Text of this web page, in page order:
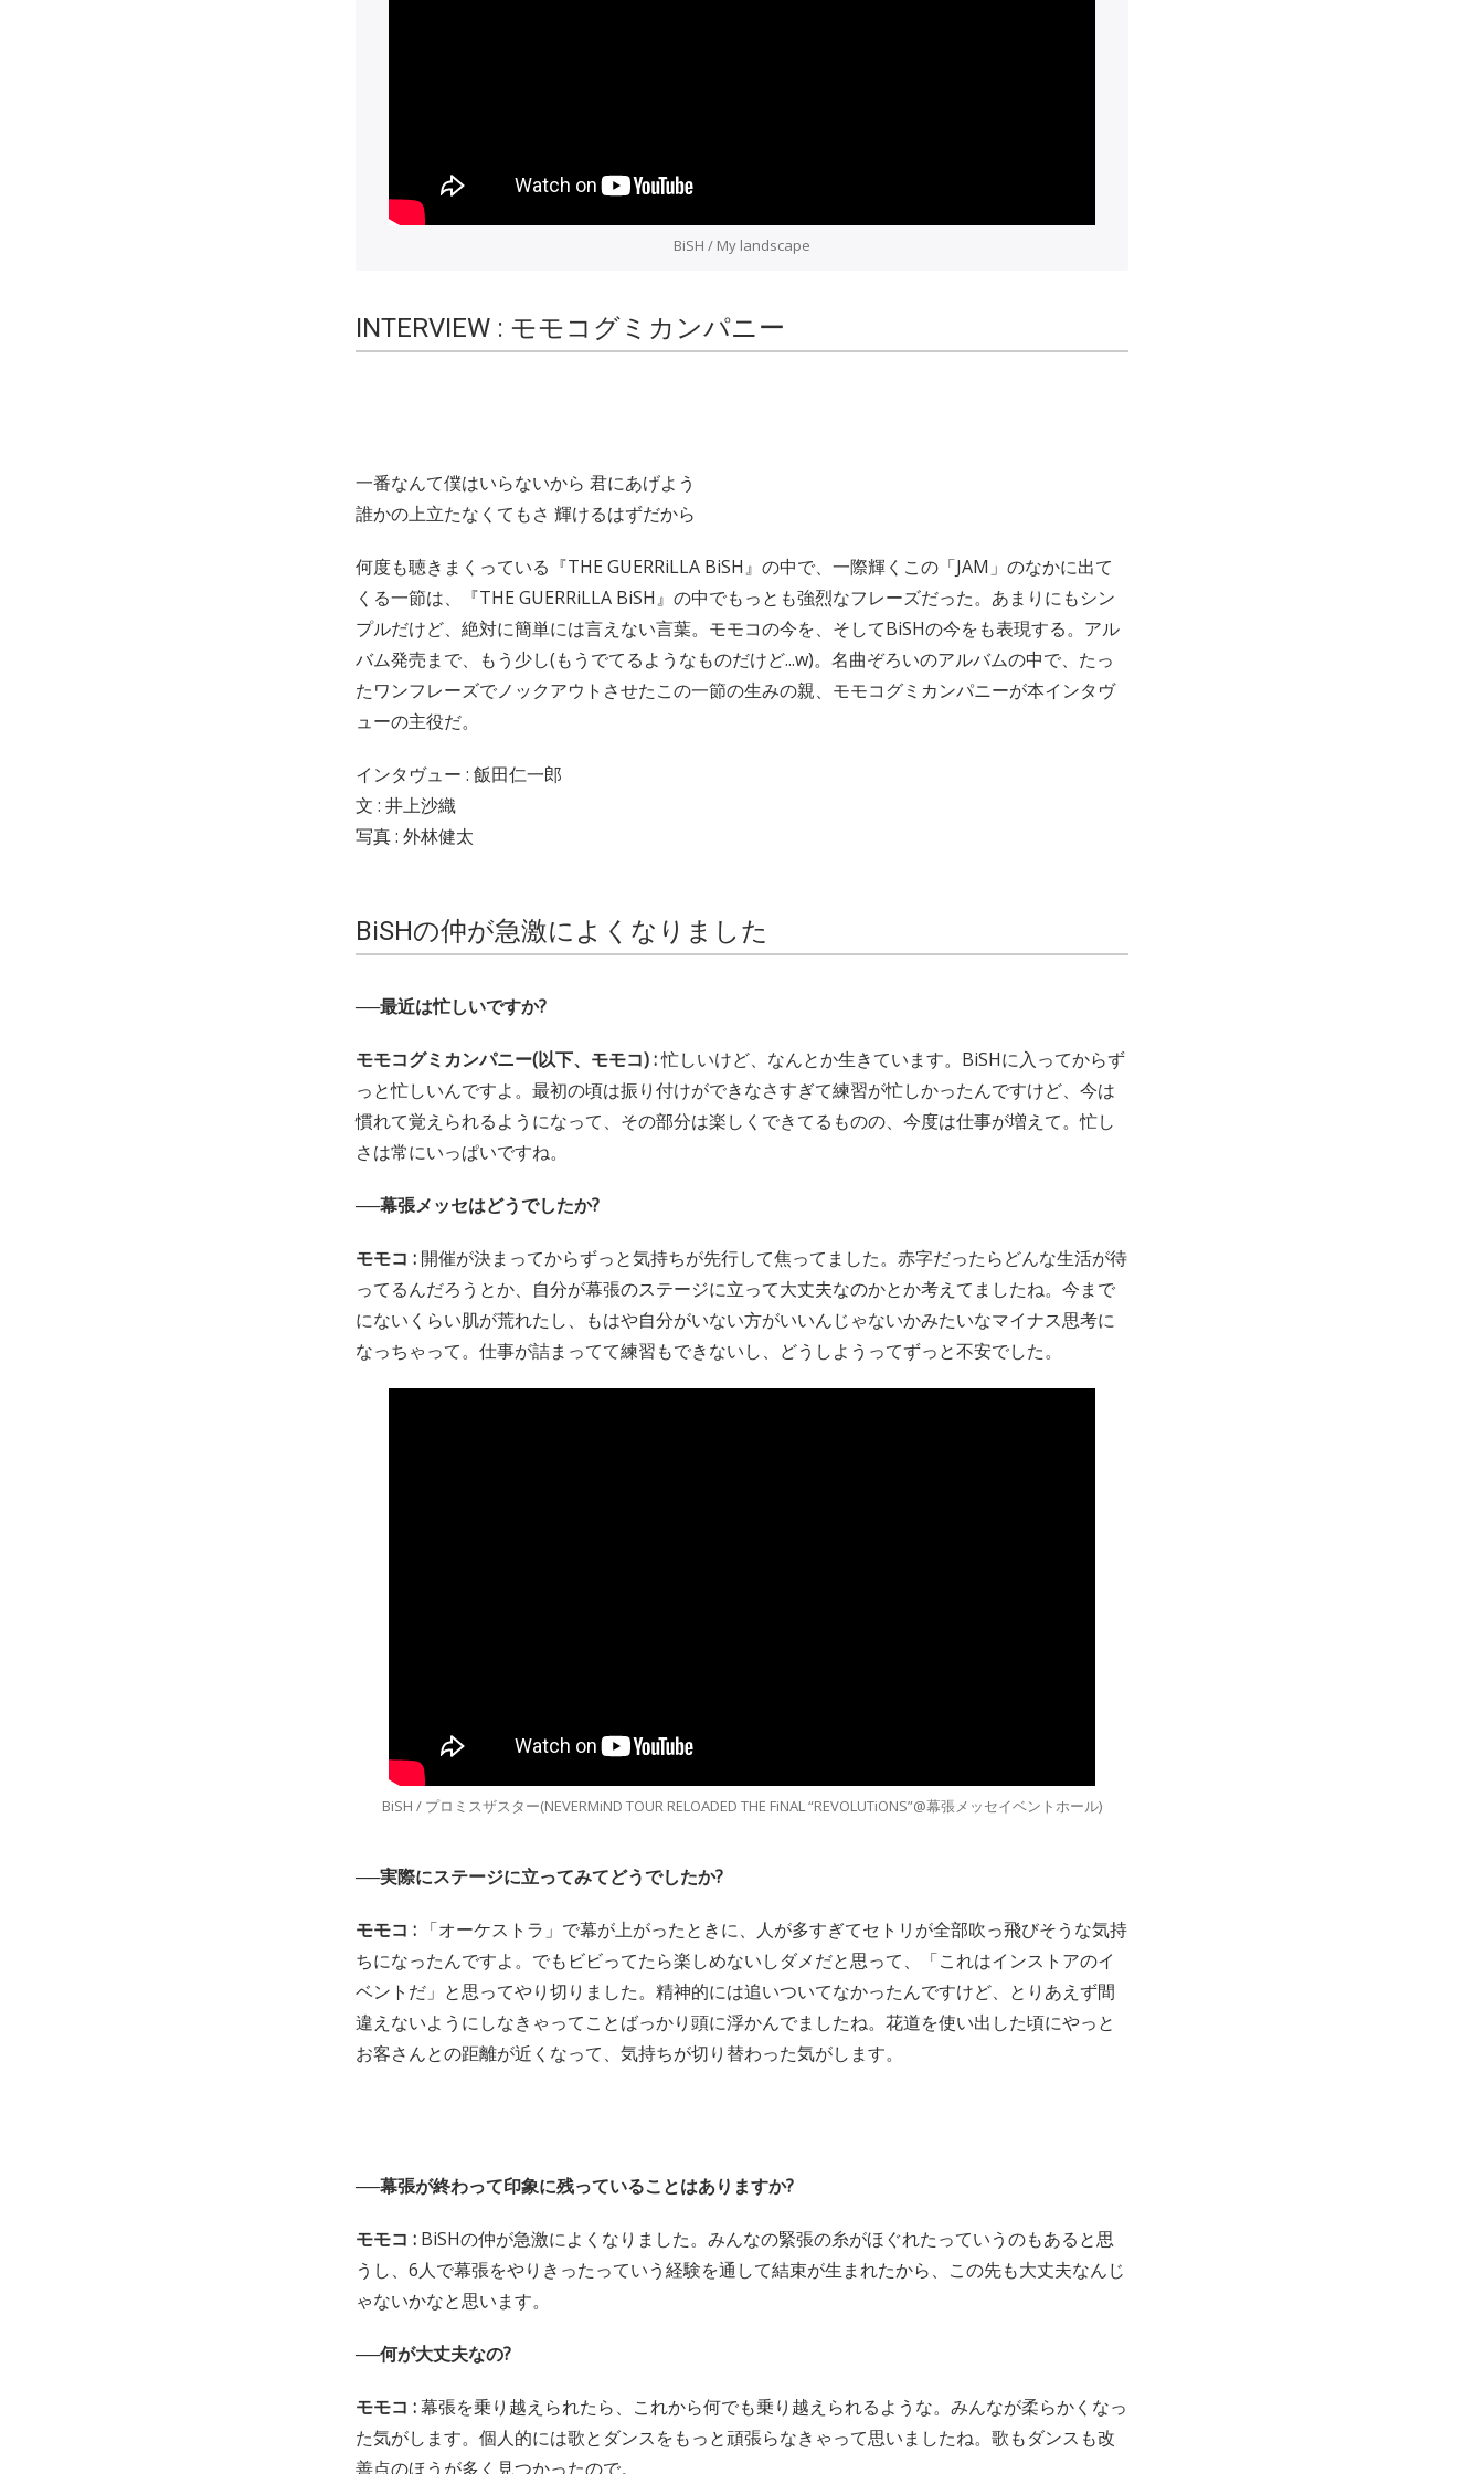
BiSH / My landscape
INTERVIEW : モモコグミカンパニー
一番なんて僕はいらないから 君にあげよう
誰かの上立たなくてもさ 輝けるはずだから
何度も聴きまくっている『THE GUERRiLLA BiSH』の中で、一際輝くこの「JAM」のなかに出て
くる一節は、『THE GUERRiLLA BiSH』の中でもっとも強烈なフレーズだった。あまりにもシン
プルだけど、絶対に簡単には言えない言葉。モモコの今を、そしてBiSHの今をも表現する。アル
バム発売まで、もう少し(もうでてるようなものだけど...w)。名曲ぞろいのアルバムの中で、たっ
たワンフレーズでノックアウトさせたこの一節の生みの親、モモコグミカンパニーが本インタヴ
ューの主役だ。
インタヴュー : 飯田仁一郎
文 : 井上沙織
写真 : 外林健太
BiSHの仲が急激によくなりました
──最近は忙しいですか?
モモコグミカンパニー(以下、モモコ) :忙しいけど、なんとか生きています。BiSHに入ってからず
っと忙しいんですよ。最初の頃は振り付けができなさすぎて練習が忙しかったんですけど、今は
慣れて覚えられるようになって、その部分は楽しくできてるものの、今度は仕事が増えて。忙し
さは常にいっぱいですね。
──幕張メッセはどうでしたか?
モモコ : 開催が決まってからずっと気持ちが先行して焦ってました。赤字だったらどんな生活が待
ってるんだろうとか、自分が幕張のステージに立って大丈夫なのかとか考えてましたね。今まで
にないくらい肌が荒れたし、もはや自分がいない方がいいんじゃないかみたいなマイナス思考に
なっちゃって。仕事が詰まってて練習もできないし、どうしようってずっと不安でした。
BiSH / プロミスザスター(NEVERMiND TOUR RELOADED THE FiNAL “REVOLUTiONS”@幕張メッセイベントホール)
──実際にステージに立ってみてどうでしたか?
モモコ : 「オーケストラ」で幕が上がったときに、人が多すぎてセトリが全部吹っ飛びそうな気持
ちになったんですよ。でもビビってたら楽しめないしダメだと思って、「これはインストアのイ
ベントだ」と思ってやり切りました。精神的には追いついてなかったんですけど、とりあえず間
違えないようにしなきゃってことばっかり頭に浮かんでましたね。花道を使い出した頃にやっと
お客さんとの距離が近くなって、気持ちが切り替わった気がします。
──幕張が終わって印象に残っていることはありますか?
モモコ : BiSHの仲が急激によくなりました。みんなの緊張の糸がほぐれたっていうのもあると思
うし、6人で幕張をやりきったっていう経験を通して結束が生まれたから、この先も大丈夫なんじ
ゃないかなと思います。
──何が大丈夫なの?
モモコ :幕張を乗り越えられたら、これから何でも乗り越えられるような。みんなが柔らかくなっ
た気がします。個人的には歌とダンスをもっと頑張らなきゃって思いましたね。歌もダンスも改
善点のほうが多く見つかったので。